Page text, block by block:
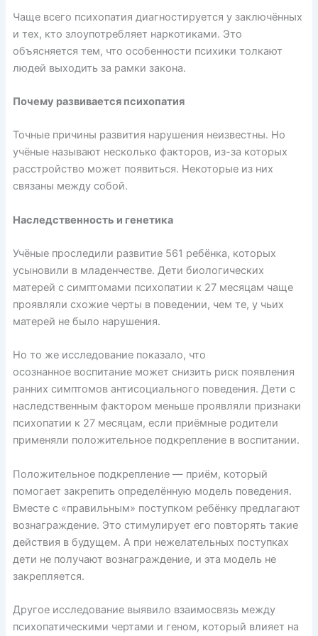
Чаще всего психопатия диагностируется у заключённых
и тех, кто злоупотребляет наркотиками. Это
объясняется тем, что особенности психики толкают
людей выходить за рамки закона.
Почему развивается психопатия
Точные причины развития нарушения неизвестны. Но
учёные называют несколько факторов, из-за которых
расстройство может появиться. Некоторые из них
связаны между собой.
Наследственность и генетика
Учёные проследили развитие 561 ребёнка, которых
усыновили в младенчестве. Дети биологических
матерей с симптомами психопатии к 27 месяцам чаще
проявляли схожие черты в поведении, чем те, у чьих
матерей не было нарушения.
Но то же исследование показало, что
осознанное воспитание может снизить риск появления
ранних симптомов антисоциального поведения. Дети с
наследственным фактором меньше проявляли признаки
психопатии к 27 месяцам, если приёмные родители
применяли положительное подкрепление в воспитании.
Положительное подкрепление — приём, который
помогает закрепить определённую модель поведения.
Вместе с «правильным» поступком ребёнку предлагают
вознаграждение. Это стимулирует его повторять такие
действия в будущем. А при нежелательных поступках
дети не получают вознаграждение, и эта модель не
закрепляется.
Другое исследование выявило взаимосвязь между
психопатическими чертами и геном, который влияет на